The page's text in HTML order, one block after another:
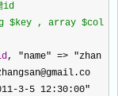
id
$key , array $col
, "name" => "zhan
3-5 12:30:00"